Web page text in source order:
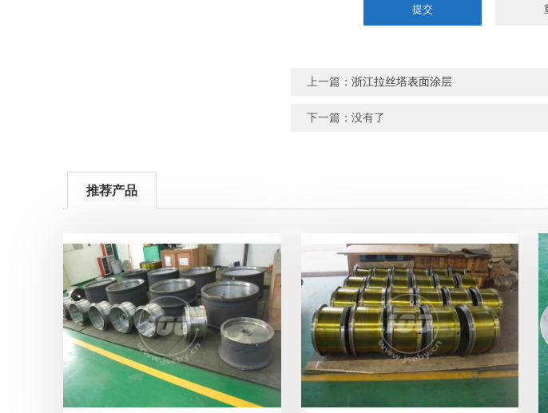
上一篇： 浙江拉丝塔表面涂层
下一篇：没有了
推荐产品